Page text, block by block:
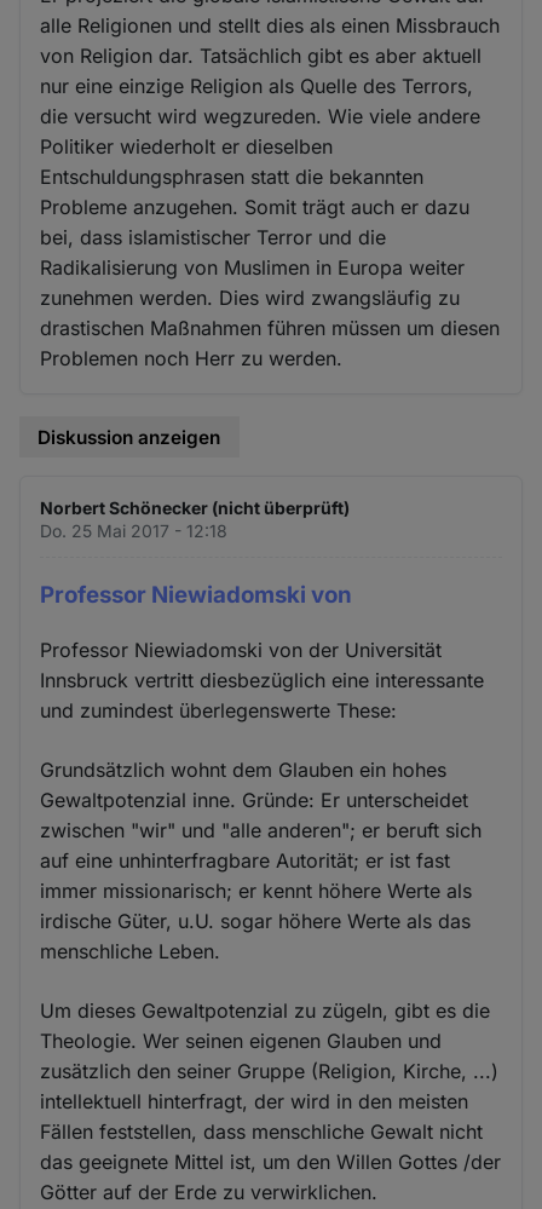
alle Religionen und stellt dies als einen Missbrauch
von Religion dar. Tatsächlich gibt es aber aktuell
nur eine einzige Religion als Quelle des Terrors,
die versucht wird wegzureden. Wie viele andere
Politiker wiederholt er dieselben
Entschuldungsphrasen statt die bekannten
Probleme anzugehen. Somit trägt auch er dazu
bei, dass islamistischer Terror und die
Radikalisierung von Muslimen in Europa weiter
zunehmen werden. Dies wird zwangsläufig zu
drastischen Maßnahmen führen müssen um diesen
Problemen noch Herr zu werden.
Diskussion anzeigen
Norbert Schönecker (nicht überprüft)
Do. 25 Mai 2017 - 12:18
Professor Niewiadomski von
Professor Niewiadomski von der Universität
Innsbruck vertritt diesbezüglich eine interessante
und zumindest überlegenswerte These:
Grundsätzlich wohnt dem Glauben ein hohes
Gewaltpotenzial inne. Gründe: Er unterscheidet
zwischen "wir" und "alle anderen"; er beruft sich
auf eine unhinterfragbare Autorität; er ist fast
immer missionarisch; er kennt höhere Werte als
irdische Güter, u.U. sogar höhere Werte als das
menschliche Leben.
Um dieses Gewaltpotenzial zu zügeln, gibt es die
Theologie. Wer seinen eigenen Glauben und
zusätzlich den seiner Gruppe (Religion, Kirche, ...)
intellektuell hinterfragt, der wird in den meisten
Fällen feststellen, dass menschliche Gewalt nicht
das geeignete Mittel ist, um den Willen Gottes /der
Götter auf der Erde zu verwirklichen.